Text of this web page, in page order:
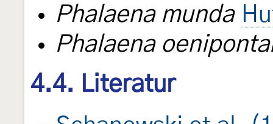
Phalaena munda
Phalaena
4.4. Literatur